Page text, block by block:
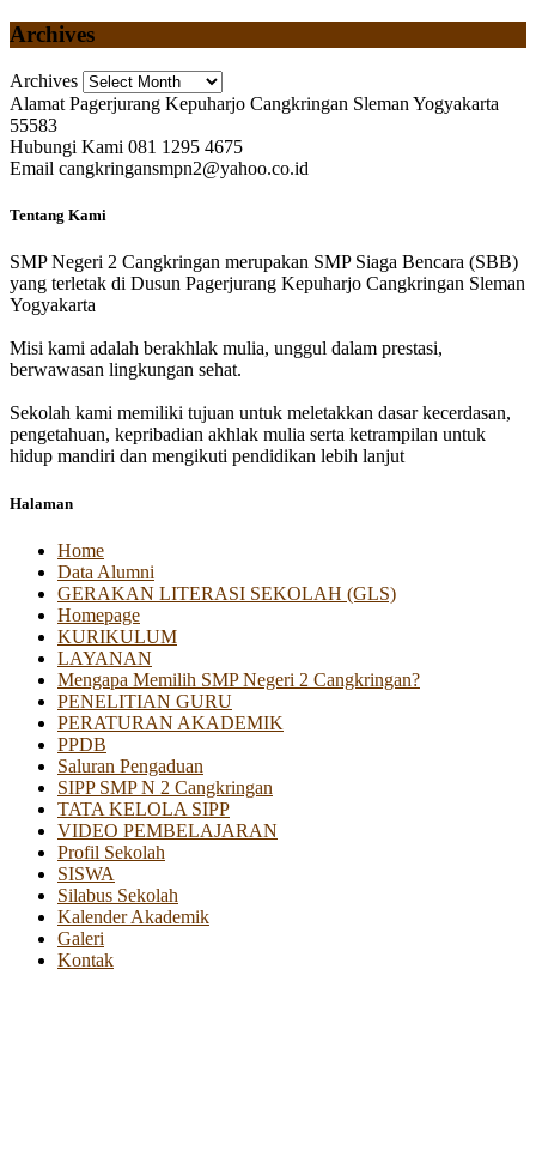
Archives
Archives
Alamat Pagerjurang Kepuharjo Cangkringan Sleman Yogyakarta
55583
Hubungi Kami 081 1295 4675
Email cangkringansmpn2@yahoo.co.id
Tentang Kami
SMP Negeri 2 Cangkringan merupakan SMP Siaga Bencara (SBB)
yang terletak di Dusun Pagerjurang Kepuharjo Cangkringan Sleman
Yogyakarta
Misi kami adalah berakhlak mulia, unggul dalam prestasi,
berwawasan lingkungan sehat.
Sekolah kami memiliki tujuan untuk meletakkan dasar kecerdasan,
pengetahuan, kepribadian akhlak mulia serta ketrampilan untuk
hidup mandiri dan mengikuti pendidikan lebih lanjut
Halaman
Home
Data Alumni
GERAKAN LITERASI SEKOLAH (GLS)
Homepage
KURIKULUM
LAYANAN
Mengapa Memilih SMP Negeri 2 Cangkringan?
PENELITIAN GURU
PERATURAN AKADEMIK
PPDB
Saluran Pengaduan
SIPP SMP N 2 Cangkringan
TATA KELOLA SIPP
VIDEO PEMBELAJARAN
Profil Sekolah
SISWA
Silabus Sekolah
Kalender Akademik
Galeri
Kontak